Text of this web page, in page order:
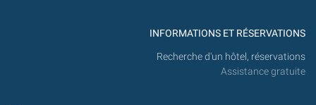
INFORMATIONS ET RÉSERVATIONS
Recherche d'un hôtel, réservations
Assistance gratuite